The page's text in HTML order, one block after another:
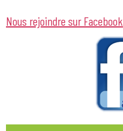
Nous rejoindre sur Facebook